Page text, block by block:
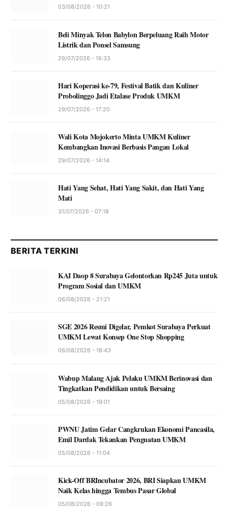
03/08/2026 - 10:21
Beli Minyak Telon Babylon Berpeluang Raih Motor
Listrik dan Ponsel Samsung
29/07/2026 - 16:33
Hari Koperasi ke-79, Festival Batik dan Kuliner
Probolinggo Jadi Etalase Produk UMKM
29/07/2026 - 17:20
Wali Kota Mojokerto Minta UMKM Kuliner
Kembangkan Inovasi Berbasis Pangan Lokal
29/07/2026 - 14:14
Hati Yang Sehat, Hati Yang Sakit, dan Hati Yang
Mati
31/07/2026 - 07:18
BERITA TERKINI
KAI Daop 8 Surabaya Gelontorkan Rp245 Juta untuk
Program Sosial dan UMKM
06/08/2026 - 21:21
SGE 2026 Resmi Digelar, Pemkot Surabaya Perkuat
UMKM Lewat Konsep One Stop Shopping
06/08/2026 - 18:43
Wabup Malang Ajak Pelaku UMKM Berinovasi dan
Tingkatkan Pendidikan untuk Bersaing
05/08/2026 - 19:01
PWNU Jatim Gelar Cangkrukan Ekonomi Pancasila,
Emil Dardak Tekankan Penguatan UMKM
05/08/2026 - 11:04
Kick-Off BRIncubator 2026, BRI Siapkan UMKM
Naik Kelas hingga Tembus Pasar Global
05/08/2026 - 09:26